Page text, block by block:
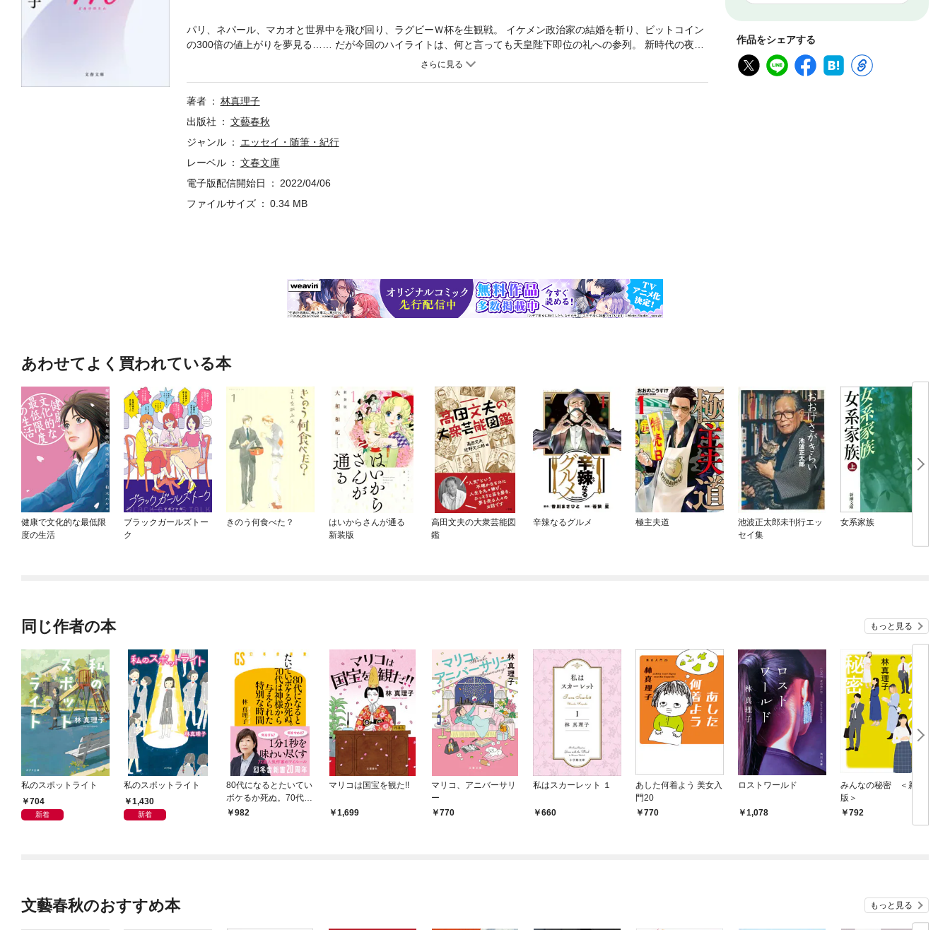
作品をシェアする
パリ、ネパール、マカオと世界中を飛び回り、ラグビーＷ杯を生観戦。 イケメン政治家の結婚を斬り、ビットコイン
の300倍の値上がりを夢見る…… だが今回のハイライトは、何と言っても天皇陛下即位の礼への参列。 新時代の夜明
けに、マリコが見たものは何か？ 【ボーナス・トラック豪華3本立て収録！】 特別エッセイ「美智子皇后の『奇
著者
林真理子
出版社
文藝春秋
ジャンル
エッセイ・随筆・紀行
レーベル
文春文庫
電子版配信開始日
2022/04/06
ファイルサイズ
0.34 MB
あわせてよく買われている本
健康で文化的な最低限
度の生活
ブラックガールズトー
ク
きのう何食べた？
はいからさんが通る
新装版
高田文夫の大衆芸能図
鑑
辛辣なるグルメ 極主夫道
池波正太郎未刊行エッ
セイ集
女系家族
同じ作者の本 もっと見る
私のスポットライト
704
新着
私のスポットライト
1,430
新着
80代になるとたいてい
ボケるか死ぬ。70代は
神様から与えられた特
982
マリコは国宝を観た!!
1,699
マリコ、アニバーサリ
ー
770
私はスカーレット １
660
あした何着よう 美女入
門20
770
ロストワールド
1,078
みんなの秘密 ＜新装
版＞
792
文藝春秋のおすすめ本 もっと見る